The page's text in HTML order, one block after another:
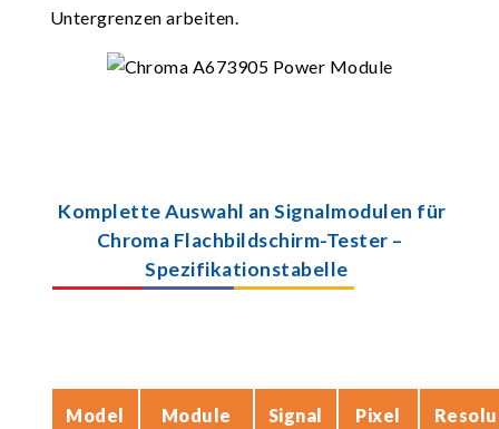
Untergrenzen arbeiten.
Komplette Auswahl an Signalmodulen für
Chroma Flachbildschirm-Tester –
Spezifikationstabelle
Model
Module
Signal
Pixel